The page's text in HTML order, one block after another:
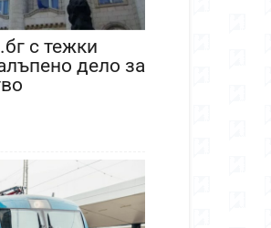
с тежки
дело за